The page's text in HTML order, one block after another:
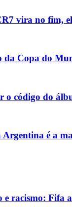
vira no fim,
da Copa do
o código do
Argentina é a
e racismo: Fifa